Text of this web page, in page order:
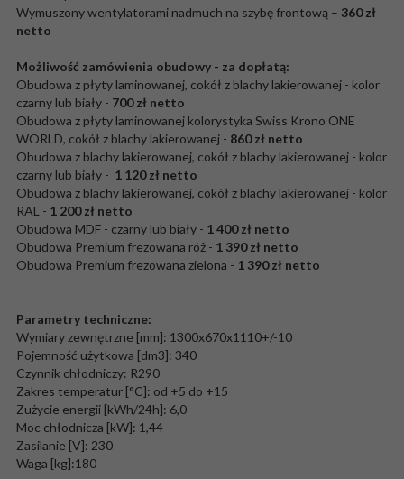
Wymuszony wentylatorami nadmuch na szybę frontową – 360 zł
netto
Możliwość zamówienia obudowy - za dopłatą:
Obudowa z płyty laminowanej, cokół z blachy lakierowanej - kolor
czarny lub biały - 700 zł netto
Obudowa z płyty laminowanej kolorystyka Swiss Krono ONE
WORLD, cokół z blachy lakierowanej - 860 zł netto
Obudowa z blachy lakierowanej, cokół z blachy lakierowanej - kolor
czarny lub biały - 1 120 zł netto
Obudowa z blachy lakierowanej, cokół z blachy lakierowanej - kolor
RAL - 1 200 zł netto
Obudowa MDF - czarny lub biały - 1 400 zł netto
Obudowa Premium frezowana róż - 1 390 zł netto
Obudowa Premium frezowana zielona - 1 390 zł netto
Parametry techniczne:
Wymiary zewnętrzne [mm]: 1300x670x1110+/-10
Pojemność użytkowa [dm3]: 340
Czynnik chłodniczy: R290
Zakres temperatur [°C]: od +5 do +15
Zużycie energii [kWh/24h]: 6,0
Moc chłodnicza [kW]: 1,44
Zasilanie [V]: 230
Waga [kg]:180